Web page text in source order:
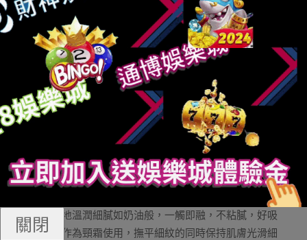
確在敏感性皮膚人群中進行過臨床測試且結果非常安全
的，用起來更放心。精簡護膚是一種選擇，可以從流程、
種類、成分等方面進行，但也要根據需求來進行，務必不
要為了精簡而精簡，追逐自己沒有搞清楚的精簡，也可能
成為明日的繁雜。最終屬于肌膚健康的，還是日復一日的
堅持和不被繁華亂眼的定力。KUYURA可悠然奢寵美肌緊
致身體霜身體肌膚和臉部肌膚一樣，也會因熬夜、壓力、
污染等變得松弛、暗淡無光，奢寵美肌緊致身體霜，特別
添加高能美肌成分-A醇，擊退肌膚松垮毛糙，幫助柔滑紋
理，提升肌膚緊致彈性。擁有面護精華成分三重發酵精
粹，幫助修護肌膚屏障，強韌肌底，讓身體肌膚奢享緊致
彈潤。質地溫潤細膩如奶油般，一觸即融，不粘膩，好吸
收，亦可作為頸霜使用，撫平細紋的同時保持肌膚光滑細
關閉